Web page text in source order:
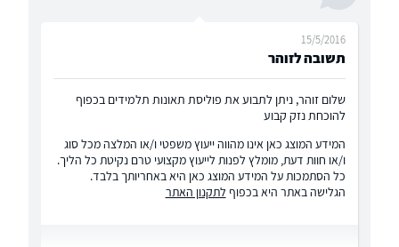
תשובה לזוהר
15/5/2016
שלום זוהר, ניתן לתבוע את פוליסת תאונות תלמידים בכפוף
להוכחת נזק קבוע
המידע המוצג כאן אינו מהווה ייעוץ משפטי ו/או המלצה מכל סוג
ו/או חוות דעת, מומלץ לפנות לייעוץ מקצועי טרם נקיטת כל הליך.
כל הסתמכות על המידע המוצג כאן היא באחריותך בלבד.
הגלישה באתר היא בכפוף לתקנון האתר